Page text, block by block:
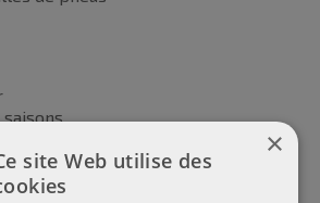
×
site Web utilise des